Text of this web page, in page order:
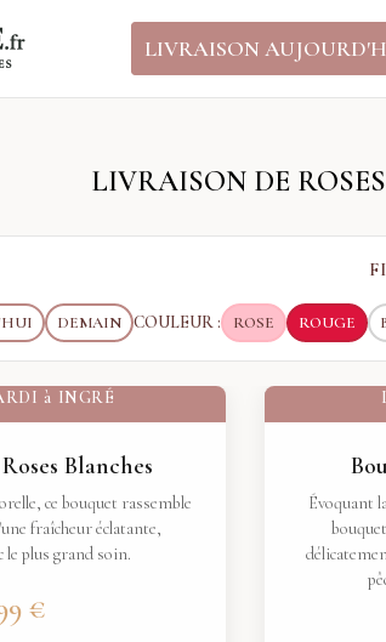
LIVRAISON
LIVRAISON DE
DEMAIN COULEUR : ROSE ROUGE
à INGRÉ
Blanches
ce bouquet rassemble
fraîcheur éclatante,
le plus grand soin.
€
Évoquant